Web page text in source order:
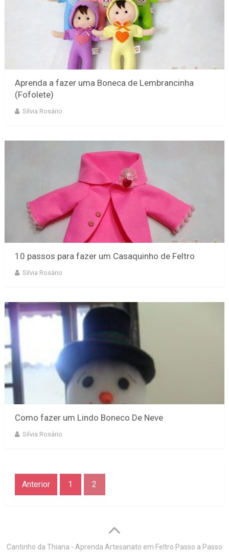
Aprenda a fazer uma Boneca de Lembrancinha
(Fofolete)
Silvia Rosário
10 passos para fazer um Casaquinho de Feltro
Silvia Rosário
Como fazer um Lindo Boneco De Neve
Silvia Rosário
Anterior 1 2
Cantinho da Thiana - Aprenda Artesanato em Feltro Passo a Passo